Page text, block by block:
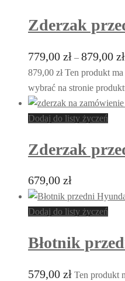
Zderzak
779,00 zł – 879,00 zł
879,00 zł Ten produkt
wybrać na stronie
Dodaj do listy życzeń
Zderzak
679,00 zł
Dodaj do listy życzeń
Błotnik
579,00 zł Ten produkt